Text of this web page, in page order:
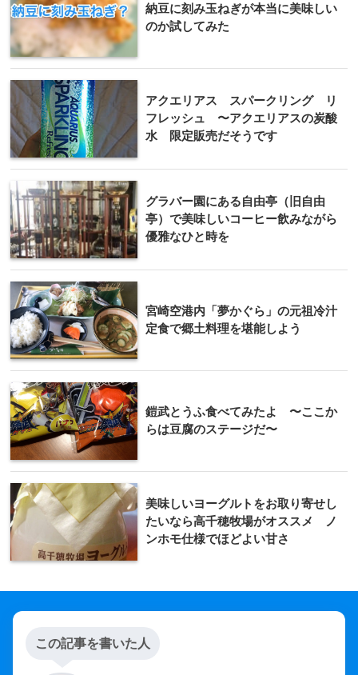
納豆に刻み玉ねぎが本当に美味しい
のか試してみた
アクエリアス スパークリング リ
フレッシュ 〜アクエリアスの炭酸
水 限定販売だそうです
グラバー園にある自由亭（旧自由
亭）で美味しいコーヒー飲みながら
優雅なひと時を
宮崎空港内「夢かぐら」の元祖冷汁
定食で郷土料理を堪能しよう
鎧武とうふ食べてみたよ 〜ここか
らは豆腐のステージだ〜
美味しいヨーグルトをお取り寄せし
たいなら高千穂牧場がオススメ ノ
ンホモ仕様でほどよい甘さ
この記事を書いた人